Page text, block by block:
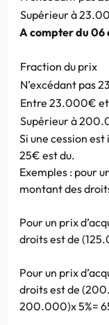
Supérieur à
A compter du 06
Fraction du prix
N’excédant pas
Entre 23.000€
Supérieur à
Si une cession
25€ est du.
Exemples : pour
montant des
Pour un prix
droits est de
Pour un prix
droits est de
200.000)x 5%=